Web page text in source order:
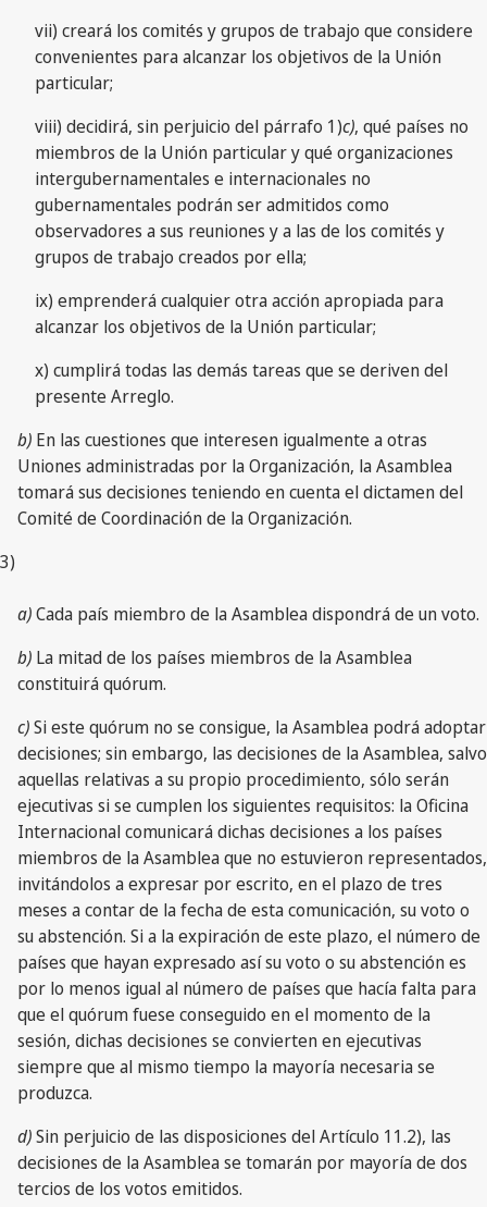
vii) creará los comités y grupos de trabajo que considere
convenientes para alcanzar los objetivos de la Unión
particular;
viii) decidirá, sin perjuicio del párrafo 1)c), qué países no
miembros de la Unión particular y qué organizaciones
intergubernamentales e internacionales no
gubernamentales podrán ser admitidos como
observadores a sus reuniones y a las de los comités y
grupos de trabajo creados por ella;
ix) emprenderá cualquier otra acción apropiada para
alcanzar los objetivos de la Unión particular;
x) cumplirá todas las demás tareas que se deriven del
presente Arreglo.
b) En las cuestiones que interesen igualmente a otras
Uniones administradas por la Organización, la Asamblea
tomará sus decisiones teniendo en cuenta el dictamen del
Comité de Coordinación de la Organización.
3)
a)Cada país miembro de la Asamblea dispondrá de un voto.
b) La mitad de los países miembros de la Asamblea
constituirá quórum.
c)Si este quórum no se consigue, la Asamblea podrá adoptar
decisiones; sin embargo, las decisiones de la Asamblea, salvo
aquellas relativas a su propio procedimiento, sólo serán
ejecutivas si se cumplen los siguientes requisitos: la Oficina
Internacional comunicará dichas decisiones a los países
miembros de la Asamblea que no estuvieron representados,
invitándolos a expresar por escrito, en el plazo de tres
meses a contar de la fecha de esta comunicación, su voto o
su abstención. Si a la expiración de este plazo, el número de
países que hayan expresado así su voto o su abstención es
por lo menos igual al número de países que hacía falta para
que el quórum fuese conseguido en el momento de la
sesión, dichas decisiones se convierten en ejecutivas
siempre que al mismo tiempo la mayoría necesaria se
produzca.
d)Sin perjuicio de las disposiciones del Artículo 11.2), las
decisiones de la Asamblea se tomarán por mayoría de dos
tercios de los votos emitidos.